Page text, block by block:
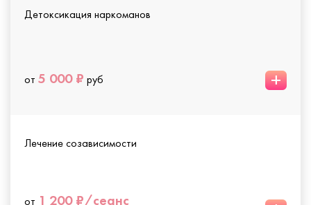
Детоксикация наркоманов
от 5 000 ₽ руб +
Лечение созависимости
от 1 200 ₽/сеанс